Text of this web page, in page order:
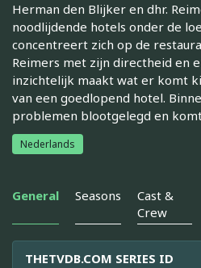
Herman den Blijker en dhr.
noodlijdende hotels onder de
concentreert zich op de
Reimers met zijn directheid en
inzichtelijk maakt wat er komt
van een goedlopend hotel.
problemen blootgelegd en
Nederlands
General Seasons
Cast &
Crew
THETVDB.COM SERIES ID